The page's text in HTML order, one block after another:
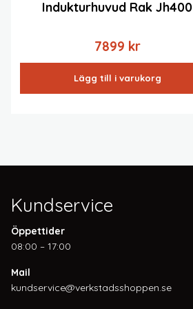
Indukturhuvud Rak Jh400
7899 kr
Lägg till i varukorg
Kundservice
Öppettider
08:00 – 17:00
Mail
kundservice@verkstadsshoppen.se